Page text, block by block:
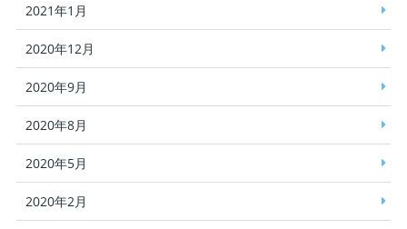
2021年1月
2020年12月
2020年9月
2020年8月
2020年5月
2020年2月